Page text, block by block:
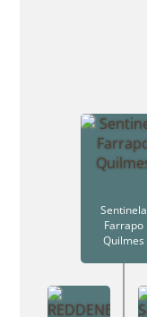
Sentinela
Farrapo
Quilmes